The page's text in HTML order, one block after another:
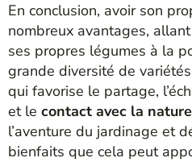
En conclusion, avoir son
nombreux avantages,
ses propres légumes à la
grande diversité de
qui favorise le partage,
et le contact avec la
l’aventure du jardinage et
bienfaits que cela peut